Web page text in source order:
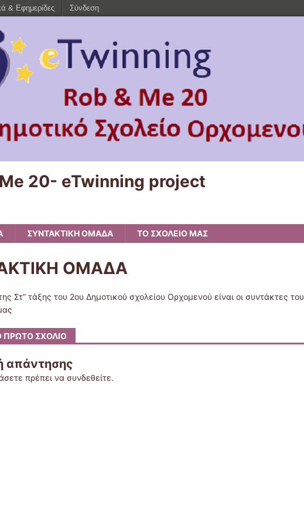
20- eTwinning project
ΣΥΝΤΑΚΤΙΚΗ ΟΜΑΔΑ ΤΟ ΣΧΟΛΕΙΟ ΜΑΣ
ΟΜΑΔΑ
Στ” τάξης του 2ου Δημοτικού σχολείου Ορχομενού είναι οι συντάκτες του
ΠΡΏΤΟ ΣΧΌΛΙΟ
απάντησης
πρέπει να συνδεθείτε.
& Εφημερίδες Σύνδεση